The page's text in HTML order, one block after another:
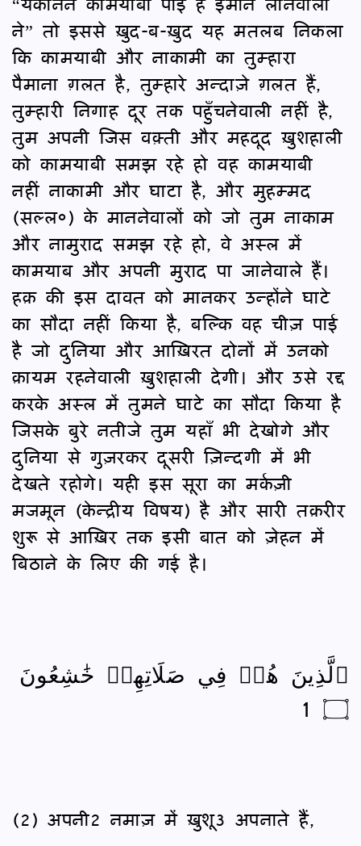
ने” तो इससे ख़ुद-ब-ख़ुद यह मतलब निकला
कि कामयाबी और नाकामी का तुम्हारा
पैमाना ग़लत है, तुम्हारे अन्दाज़े ग़लत हैं,
तुम्हारी निगाह दूर तक पहुँचनेवाली नहीं है,
तुम अपनी जिस वक़्ती और महदूद ख़ुशहाली
को कामयाबी समझ रहे हो वह कामयाबी
नहीं नाकामी और घाटा है, और मुहम्मद
(सल्ल०) के माननेवालों को जो तुम नाकाम
और नामुराद समझ रहे हो, वे अस्ल में
कामयाब और अपनी मुराद पा जानेवाले हैं।
हक़ की इस दावत को मानकर उन्होंने घाटे
का सौदा नहीं किया है, बल्कि वह चीज़ पाई
है जो दुनिया और आख़िरत दोनों में उनको
क़ायम रहनेवाली ख़ुशहाली देगी। और उसे रद्द
करके अस्ल में तुमने घाटे का सौदा किया है
जिसके बुरे नतीजे तुम यहाँ भी देखोगे और
दुनिया से गुज़रकर दूसरी ज़िन्दगी में भी
देखते रहोगे। यही इस सूरा का मर्कज़ी
मजमून (केन्द्रीय विषय) है और सारी तक़रीर
शुरू से आख़िर तक इसी बात को ज़ेहन में
बिठाने के लिए की गई है।
ٱلَّذِينَ هُمۡ فِي صَلَاتِهِمۡ خَٰشِعُونَ
۝ 1
(2) अपनी2 नमाज़ में ख़ुशू3 अपनाते हैं,